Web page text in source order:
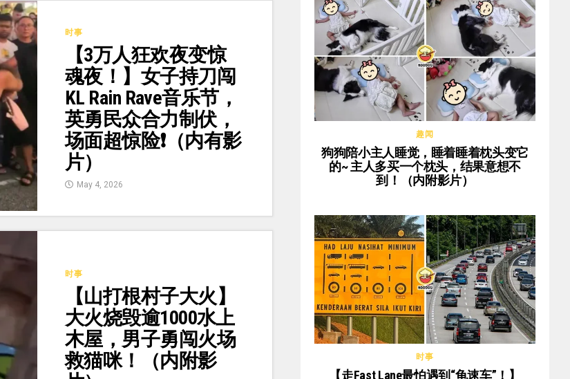
时事
【3万人狂欢夜变惊
魂夜！】女子持刀闯
KL Rain Rave音乐节，
英勇民众合力制伏，
场面超惊险❗（内有影
片）
May 4, 2026
时事
【山打根村子大火】
大火烧毁逾1000水上
木屋，男子勇闯火场
救猫咪！（内附影
趣闻
狗狗陪小主人睡觉，睡着睡着枕头变它
的~ 主人多买一个枕头，结果意想不
到！（内附影片）
时事
【走Fast Lane最怕遇到“龟速车”！】